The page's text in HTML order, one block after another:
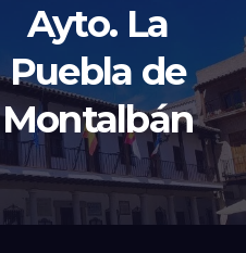
Ayto. La
Puebla de
Montalbán